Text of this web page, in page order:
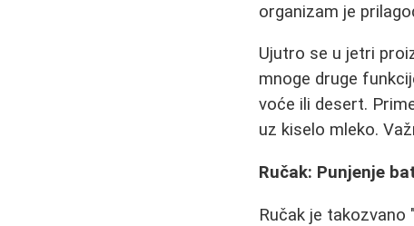
organizam je
Ujutro se u jetri
mnoge druge
voće ili desert.
uz kiselo mleko.
Ručak: Punjenje
Ručak je takozvano